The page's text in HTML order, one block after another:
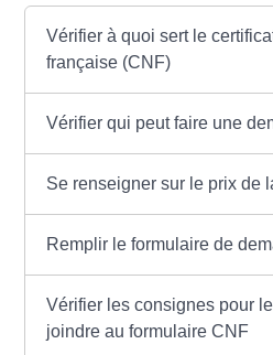
Vérifier à quoi sert le
française (CNF)
Vérifier qui peut faire une
Se renseigner sur le prix de
Remplir le formulaire de
Vérifier les consignes pour
joindre au formulaire CNF